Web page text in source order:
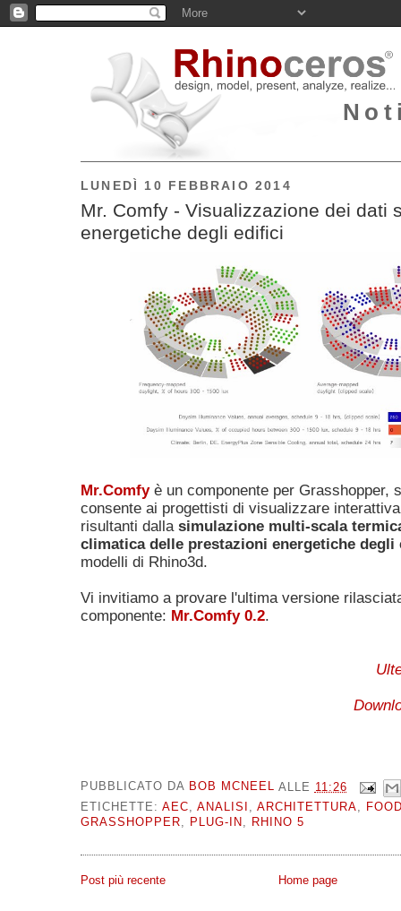
LUNEDÌ 10 FEBBRAIO 2014
Mr. Comfy - Visualizzazione dei dati
energetiche degli edifici
Mr.Comfyè un componente per Grasshopper,
consente ai progettisti di visualizzare
risultanti dalla simulazione multi-scala
climatica delle prestazioni energetiche degli
modelli di Rhino3d.
Vi invitiamo a provare l'ultima versione
componente: Mr.Comfy 0.2.
PUBBLICATO DA BOB MCNEEL ALLE 11:26
ETICHETTE: AEC, ANALISI , ARCHITETTURA,
GRASSHOPPER, PLUG-IN , RHINO 5
Post più recente Home page